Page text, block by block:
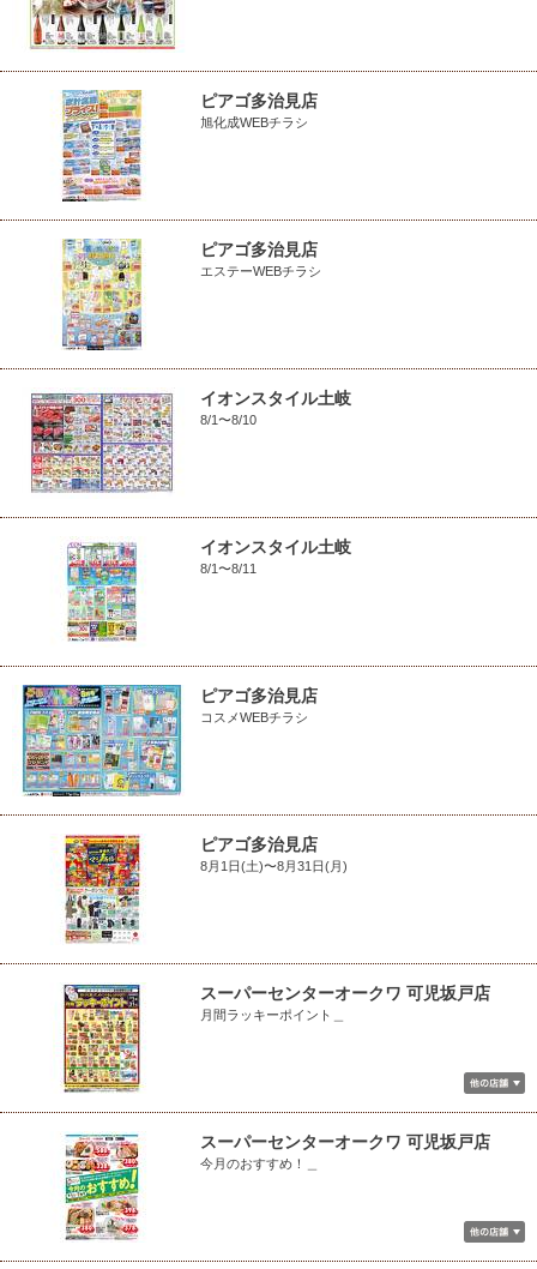
ピアゴ多治見店
旭化成WEBチラシ
ピアゴ多治見店
エステーWEBチラシ
イオンスタイル土岐
8/1〜8/10
イオンスタイル土岐
8/1〜8/11
ピアゴ多治見店
コスメWEBチラシ
ピアゴ多治見店
8月1日(土)〜8月31日(月)
スーパーセンターオークワ 可児坂戸店
月間ラッキーポイント＿
スーパーセンターオークワ 可児坂戸店
今月のおすすめ！＿